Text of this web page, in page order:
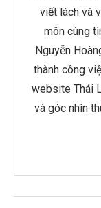
viết lách và
môn cùng
Nguyễn
thành công
website Thái
và góc nhìn